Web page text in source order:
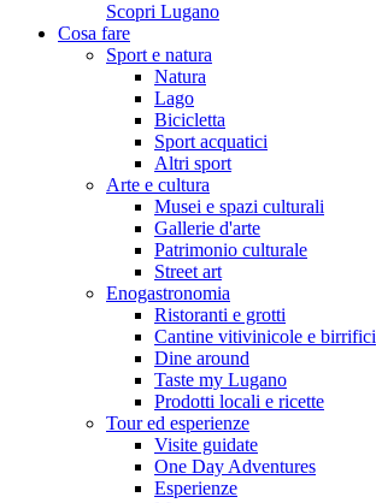
Scopri Lugano
Cosa fare
Sport e natura
Natura
Lago
Bicicletta
Sport acquatici
Altri sport
Arte e cultura
Musei e spazi culturali
Gallerie d'arte
Patrimonio culturale
Street art
Enogastronomia
Ristoranti e grotti
Cantine vitivinicole e birrifici
Dine around
Taste my Lugano
Prodotti locali e ricette
Tour ed esperienze
Visite guidate
One Day Adventures
Esperienze